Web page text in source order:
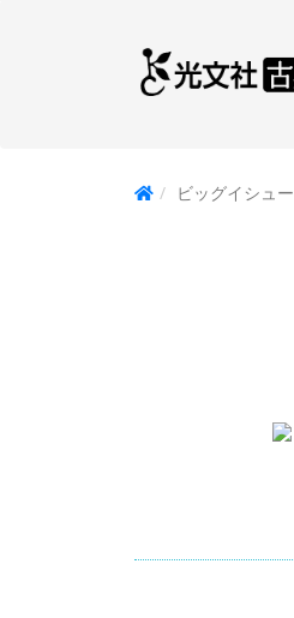
ビッグイシュー